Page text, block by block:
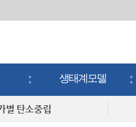
생태계모델
생태계모델
별 탄소중립